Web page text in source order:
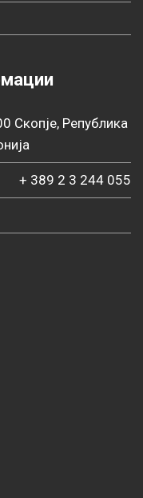
Скопје, Република
+ 389 2 3 244 055